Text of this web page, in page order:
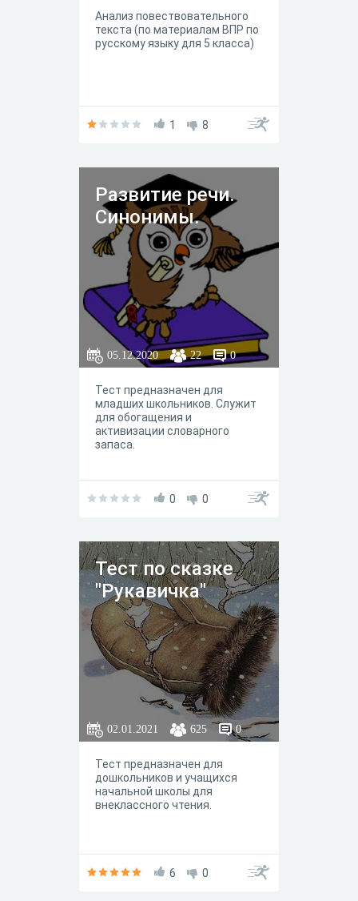
Анализ повествовательного
текста (по материалам ВПР по
русскому языку для 5 класса)
1 8
Развитие речи.
Синонимы.
05.12.2020 22 0
Тест предназначен для
младших школьников. Служит
для обогащения и
активизации словарного
запаса.
0 0
Тест по сказке
"Рукавичка"
02.01.2021 625 0
Тест предназначен для
дошкольников и учащихся
начальной школы для
внеклассного чтения.
6 0